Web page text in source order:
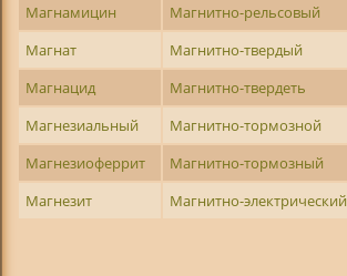
Магнамицин
Магнитно-рельсовый
Магнат
Магнитно-твердый
Магнацид
Магнитно-твердеть
Магнезиальный
Магнитно-тормозной
Магнезиоферрит
Магнитно-тормозный
Магнезит
Магнитно-электрический